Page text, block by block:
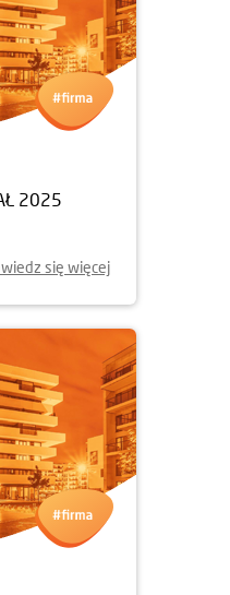
2025
się więcej